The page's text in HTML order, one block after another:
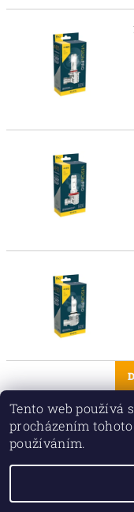
2026 © TORIO
Tento web používá
procházením
používáním.